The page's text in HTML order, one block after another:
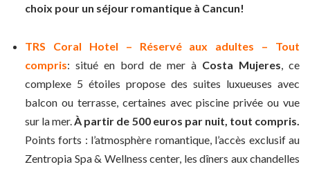
choix pour un séjour romantique à Cancun!
TRS Coral Hotel – Réservé aux adultes – Tout
compris: situé en bord de mer à Costa Mujeres , ce
complexe 5 étoiles propose des suites luxueuses avec
balcon ou terrasse, certaines avec piscine privée ou vue
sur la mer. À partir de 500 euros par nuit, tout compris.
Points forts : l’atmosphère romantique, l’accès exclusif au
Zentropia Spa & Wellness center, les dîners aux chandelles